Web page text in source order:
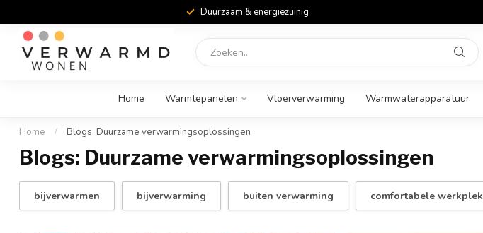
Duurzaam & energiezuinig
Home Warmtepanelen Vloerverwarming Warmwaterapparatuur
Home / Blogs: Duurzame verwarmingsoplossingen
Blogs: Duurzame verwarmingsoplossingen
bijverwarmen bijverwarming buiten verwarming comfortabele werkplek